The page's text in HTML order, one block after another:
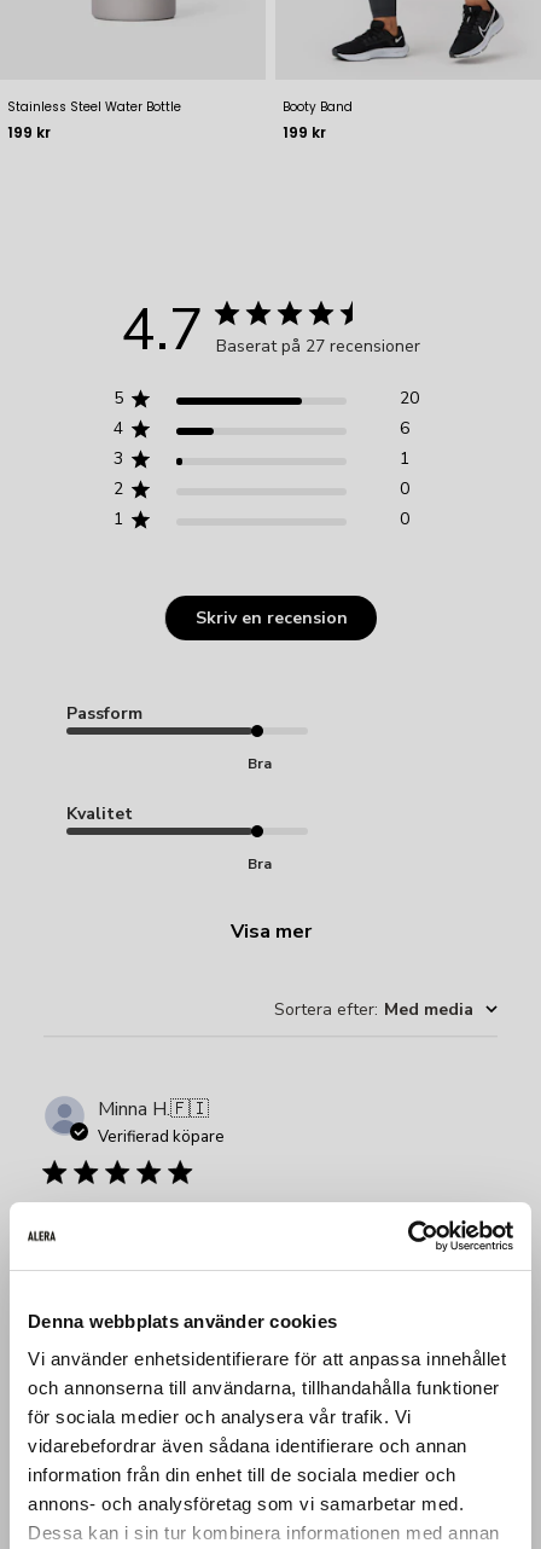
Denna webbplats använder cookies
Vi använder enhetsidentifierare för att anpassa innehållet
och annonserna till användarna, tillhandahålla funktioner
för sociala medier och analysera vår trafik. Vi
vidarebefordrar även sådana identifierare och annan
information från din enhet till de sociala medier och
annons- och analysföretag som vi samarbetar med.
Dessa kan i sin tur kombinera informationen med annan
Stainless Steel Water Bottle
Pris
199 kr
Booty Band
Pris
199 kr
4.7 Baserat på 27 recensioner
5
20
4
6
3
1
2
0
1
0
Skriv en recension
Passform
Bra
Kvalitet
Bra
Visa mer
Sortera efter: Med media
Minna H.🇫🇮
Verifierad köpare
hyvänä pitkään. Istuvuus hyvä.
Fit
Very Good
Quality
Hi there!
CHOOSE YOUR LOCATION